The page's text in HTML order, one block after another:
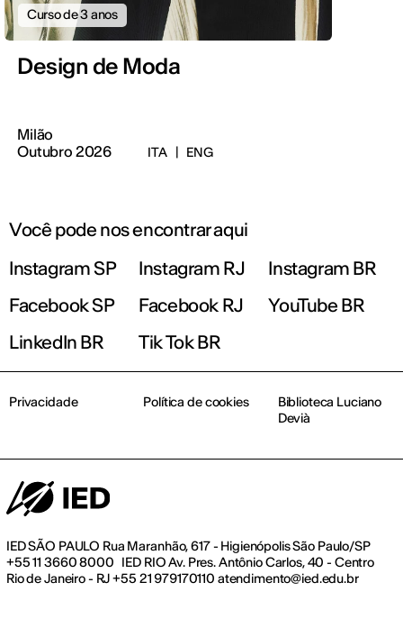
Curso de 3 anos
Design de Moda
Milão
Outubro 2026
ITA ENG
Você pode nos encontrar aqui
Instagram SP
Instagram RJ
Instagram BR
Facebook SP
Facebook RJ
YouTube BR
LinkedIn BR
Tik Tok BR
IED SÃO PAULO Rua Maranhão, 617 - Higienópolis São Paulo/SP
+55 11 3660 8000 IED RIO Av. Pres. Antônio Carlos, 40 - Centro
Rio de Janeiro - RJ +55 21 979170110 atendimento@ied.edu.br
Privacidade Política de cookies
Biblioteca Luciano
Devià